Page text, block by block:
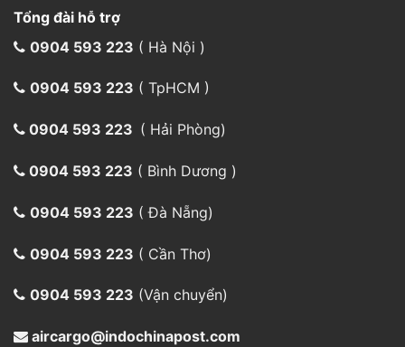
Tổng đài hỗ trợ
0904 593 223 ( Hà Nội )
0904 593 223 ( TpHCM )
0904 593 223 ( Hải Phòng)
0904 593 223 ( Bình Dương )
0904 593 223 ( Đà Nẵng)
0904 593 223 ( Cần Thơ)
0904 593 223 (Vận chuyển)
aircargo@indochinapost.com